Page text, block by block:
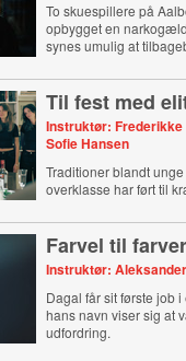
To skuespillere på
opbygget en
synes umulig at
Til fest med
Instruktør: Frederikke
Sofie Hansen
Traditioner blandt
overklasse har ført til
Farvel til
Instruktør:
Dagal får sit første job
hans navn viser sig at
udfordring.